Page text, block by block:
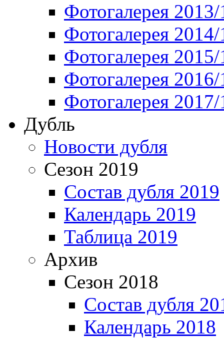
Фотогалерея
Фотогалерея
Фотогалерея
Фотогалерея
Фотогалерея
Дубль
Новости дубля
Сезон 2019
Состав дубля 2019
Календарь 2019
Таблица 2019
Архив
Сезон 2018
Состав дубля
Календарь 2018